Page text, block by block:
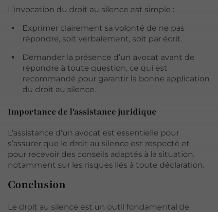
L'invocation du droit au silence est simple :
Exprimer clairement sa volonté de ne pas
répondre, soit verbalement, soit par écrit.
Demander la présence d’un avocat avant de
répondre à toute question, ce qui est
recommandé pour garantir la bonne application
du droit au silence.
Importance de l'assistance juridique
L’assistance d’un avocat est essentielle pour
s’assurer que le droit au silence est respecté et
pour recevoir des conseils adaptés à la situation,
notamment sur les risques liés à toute déclaration.
Conclusion
Le droit au silence est un outil fondamental de